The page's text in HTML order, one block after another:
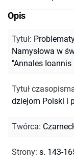
Opis
Tytuł:
Namysłowa w
"Annales Ioannis
Tytuł
dziejom Polski i
Twórca:
Strony: s. 143-